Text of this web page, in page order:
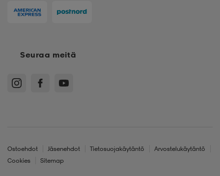
Seuraa meitä
Ostoehdot Jäsenehdot Tietosuojakäytäntö
Arvostelukäytäntö
Cookies
Sitemap